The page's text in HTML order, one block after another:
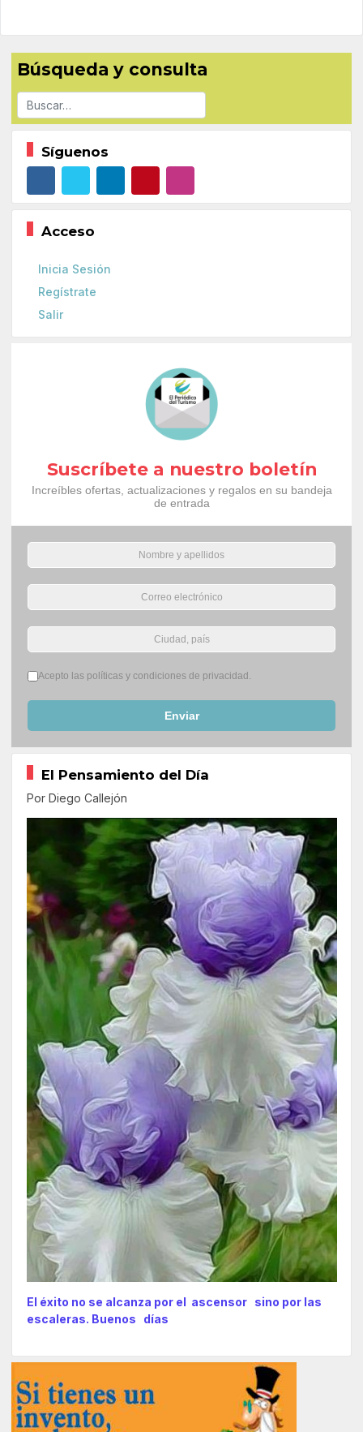
Búsqueda y consulta
Buscar
Síguenos
Acceso
Inicia Sesión
Regístrate
Salir
Suscríbete a nuestro boletín
Increíbles ofertas, actualizaciones y regalos en su bandeja
de entrada
Términos del servicio*
Acepto las políticas y condiciones de privacidad.
Enviar
El Pensamiento del Día
Por Diego Callejón
El éxito no se alcanza por el ascensor sino por las
escaleras. Buenos días